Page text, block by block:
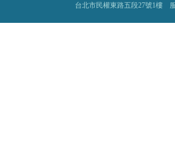
台北市民權東路五段27號1樓